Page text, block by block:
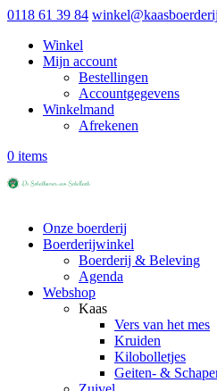
0118 61 39 84
Winkel
Mijn account
Bestellingen
Accountgegevens
Winkelmand
Afrekenen
0 items
Onze boerderij
Boerderijwinkel
Boerderij & Beleving
Agenda
Webshop
Kaas
Vers van het mes
Kruiden
Kilobolletjes
Geiten- &